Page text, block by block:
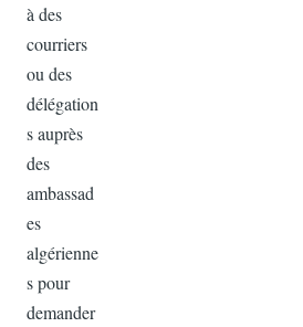
à des
courriers
ou des
délégation
s auprès
des
ambassad
es
algérienne
s pour
demander